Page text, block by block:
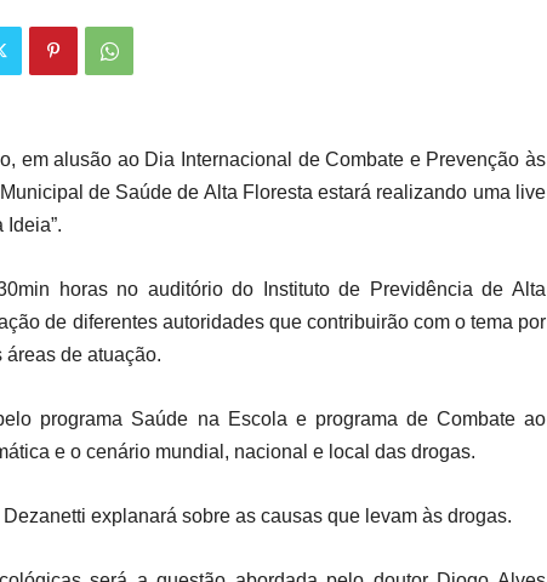
em alusão ao Dia Internacional de Combate e Prevenção às
de Saúde de Alta Floresta estará realizando uma live
Ideia”.
horas no auditório do Instituto de Previdência de Alta
de diferentes autoridades que contribuirão com o tema por
áreas de atuação.
programa Saúde na Escola e programa de Combate ao
e o cenário mundial, nacional e local das drogas.
explanará sobre as causas que levam às drogas.